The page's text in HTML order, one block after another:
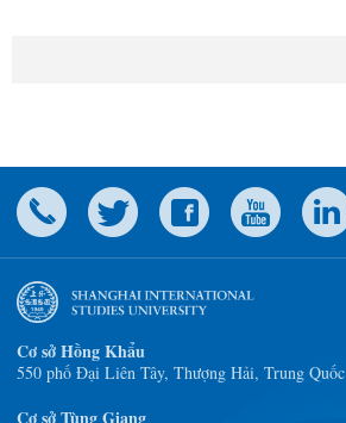
Cơ sở Hồng Khẩu
550 phố Đại Liên Tây, Thượng Hải, Trung Quốc
Cơ sở Tùng Giang